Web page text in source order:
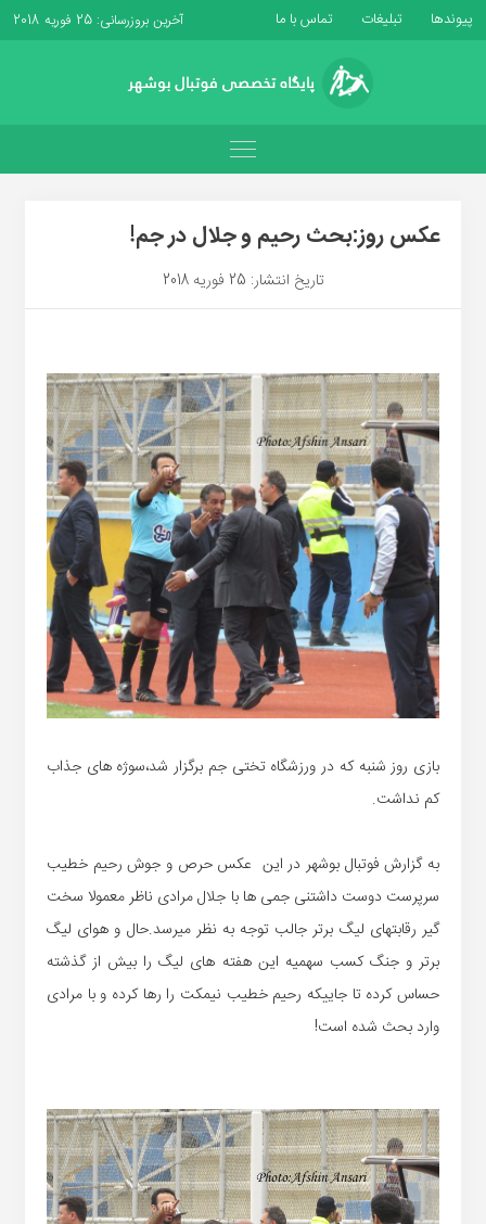
پیوندها تبلیغات تماس با ما آخرین بروزرسانی: 25 فوریه 2018
عکس روز:بحث رحیم و جلال در جم!
تاریخ انتشار: 25 فوریه 2018
بازی روز شنبه که در ورزشگاه تختی جم برگزار شد،سوژه های جذاب
کم نداشت.
به گزارش فوتبال بوشهر در این عکس حرص و جوش رحیم خطیب
سرپرست دوست داشتنی جمی ها با جلال مرادی ناظر معمولا سخت
گیر رقابتهای لیگ برتر جالب توجه به نظر میرسد.حال و هوای لیگ
برتر و جنگ کسب سهمیه این هفته های لیگ را بیش از گذشته
حساس کرده تا جاییکه رحیم خطیب نیمکت را رها کرده و با مرادی
وارد بحث شده است!